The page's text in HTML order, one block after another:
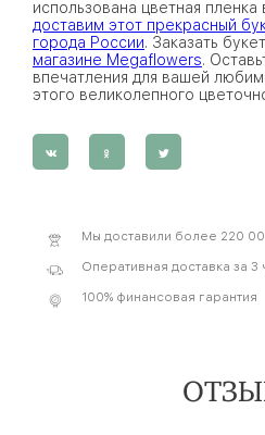
использована цветная
доставим этот прекрасный
города России. Заказать
магазине Megaflowers.
впечатления для вашей
этого великолепного
Мы доставили более 220
Оперативная доставка за 3
100% финансовая гарантия